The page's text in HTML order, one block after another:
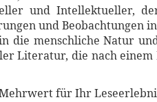
und Intellektueller,
und Beobachtungen
die menschliche Natur
Literatur, die nach einem
für Ihr